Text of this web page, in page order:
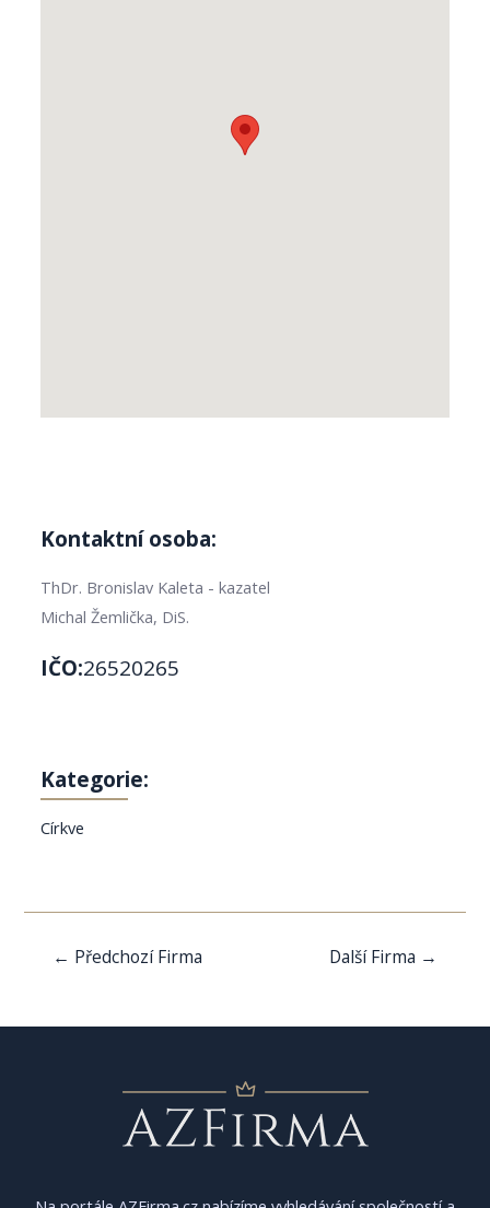
Kontaktní osoba:
ThDr. Bronislav Kaleta - kazatel
Michal Žemlička, DiS.
IČO:26520265
Kategorie:
Církve
Navigace
← Předchozí Firma Další Firma →